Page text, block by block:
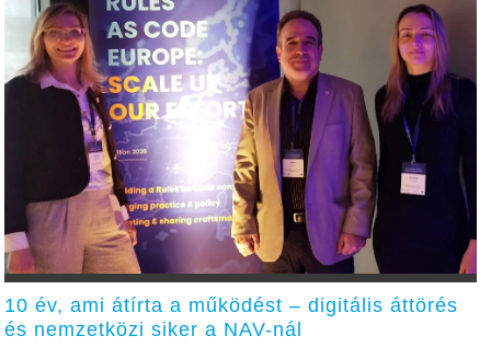
10 év, ami átírta a működést – digitális áttörés
és nemzetközi siker a NAV-nál